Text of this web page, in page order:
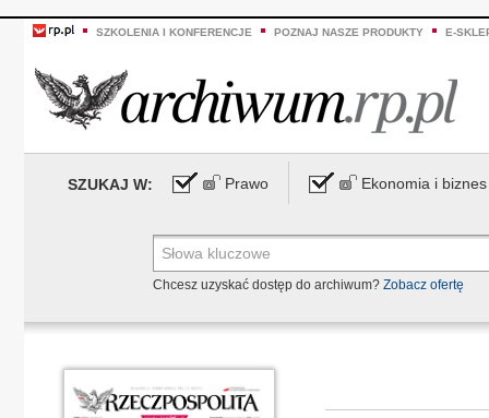
SZKOLENIA I KONFERENCJE POZNAJ NASZE PRODUKTY E-
SZUKAJ W: Prawo Ekonomia i biznes
Chcesz uzyskać dostęp do archiwum? Zobacz ofertę